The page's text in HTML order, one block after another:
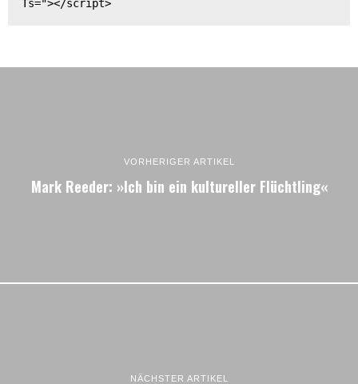
Ts="></script>
VORHERIGER ARTIKEL
Mark Reeder: »Ich bin ein kultureller Flüchtling«
NÄCHSTER ARTIKEL